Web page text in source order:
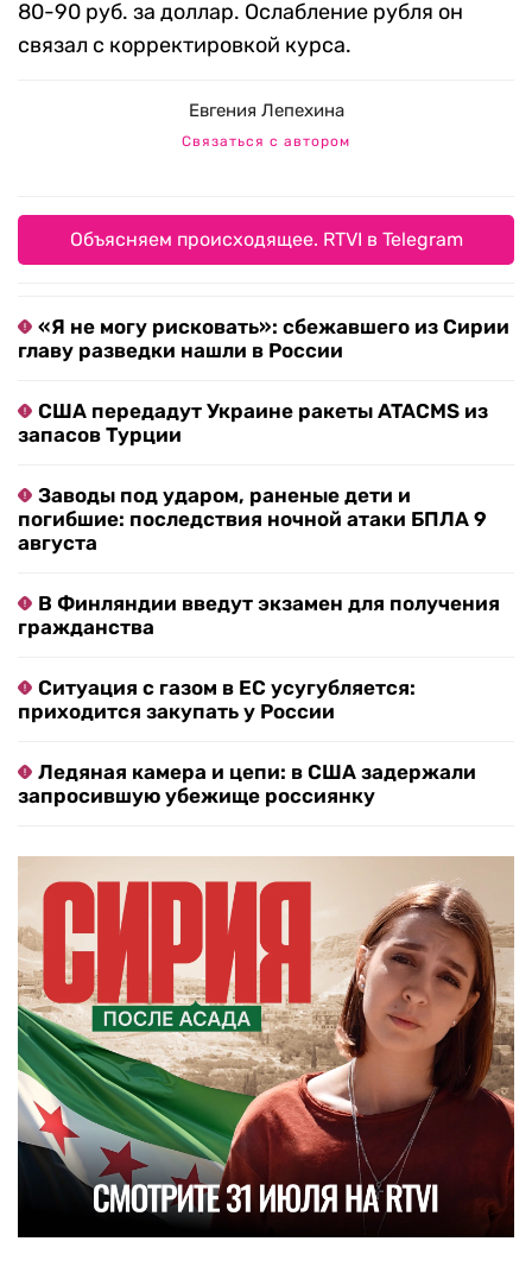
80-90 руб. за доллар. Ослабление рубля он
связал с корректировкой курса.
Евгения Лепехина
Связаться с автором
Объясняем происходящее. RTVI в Telegram
«Я не могу рисковать»: сбежавшего из Сирии
главу разведки нашли в России
США передадут Украине ракеты ATACMS из
запасов Турции
Заводы под ударом, раненые дети и
погибшие: последствия ночной атаки БПЛА 9
августа
В Финляндии введут экзамен для получения
гражданства
Ситуация с газом в ЕС усугубляется:
приходится закупать у России
Ледяная камера и цепи: в США задержали
запросившую убежище россиянку